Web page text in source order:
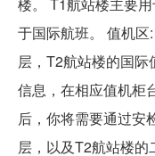
楼。 T1航站楼主要
于国际航班。 值机
层，T2航站楼的国
信息，在相应值机柜
后，你将需要通过安
层，以及T2航站楼